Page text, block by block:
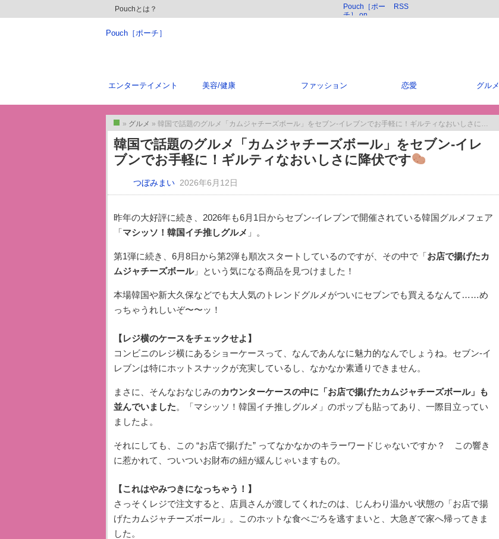
Pouchとは？
Pouch［ポー
チ］ on
RSS
Pouch［ポーチ］
エンターテイメント 美容/健康 ファッション 恋愛 グルメ
トップ
» グルメ » 韓国で話題のグルメ「カムジャチーズボール」をセブン-イレブンでお手軽に！ギルティなおいしさに降伏です
韓国で話題のグルメ「カムジャチーズボール」をセブン-イレ
ブンでお手軽に！ギルティなおいしさに降伏です
つぼみまい 2026年6月12日
昨年の大好評に続き、2026年も6月1日からセブン-イレブンで開催されている韓国グルメフェア
「マシッソ！韓国イチ推しグルメ 」。
第1弾に続き、6月8日から第2弾も順次スタートしているのですが、その中で「お店で揚げたカ
ムジャチーズボール」という気になる商品を見つけました！
本場韓国や新大久保などでも大人気のトレンドグルメがついにセブンでも買えるなんて……め
っちゃうれしいぞ〜〜ッ！
【レジ横のケースをチェックせよ】
コンビニのレジ横にあるショーケースって、なんであんなに魅力的なんでしょうね。セブン-イ
レブンは特にホットスナックが充実しているし、なかなか素通りできません。
まさに、そんなおなじみのカウンターケースの中に「お店で揚げたカムジャチーズボール」も
並んでいました。「マシッソ！韓国イチ推しグルメ」のポップも貼ってあり、一際目立ってい
ましたよ。
それにしても、この “お店で揚げた” ってなかなかのキラーワードじゃないですか？ この響き
に惹かれて、ついついお財布の紐が緩んじゃいますもの。
【これはやみつきになっちゃう！】
さっそくレジで注文すると、店員さんが渡してくれたのは、じんわり温かい状態の「お店で揚
げたカムジャチーズボール」。このホットな食べごろを逃すまいと、大急ぎで家へ帰ってきま
した。